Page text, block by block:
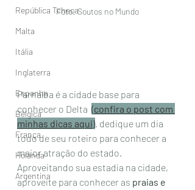
República Tcheca
Malta
Itália
Inglaterra
Espanha
Bélgica
França
Holanda
Argentina
Foto: Soutos no Mundo
Parnaíba é a cidade base para
conhecer o Delta (confira o post com
minhas dicas aqui), dedique um dia
todo de seu roteiro para conhecer a
maior atração do estado.
Aproveitando sua estadia na cidade,
aproveite para conhecer as praias e